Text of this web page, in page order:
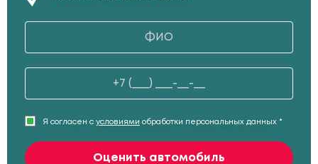
Я согласен с условиями обработки персональных данных *
Оценить автомобиль